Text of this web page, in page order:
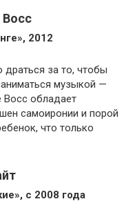
Восс
2012
драться за то, чтобы
музыкой —
Восс обладает
самоиронии и порой
что только
с 2008 года